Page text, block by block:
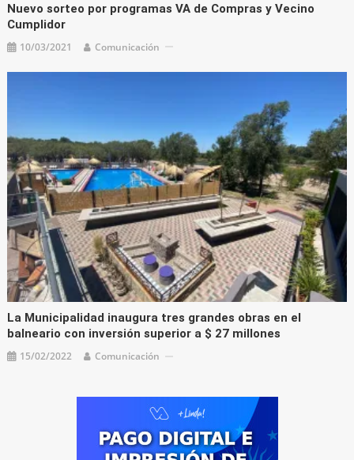
Nuevo sorteo por programas VA de Compras y Vecino
Cumplidor
10/03/2021 Comunicación
La Municipalidad inaugura tres grandes obras en el
balneario con inversión superior a $ 27 millones
15/02/2022 Comunicación